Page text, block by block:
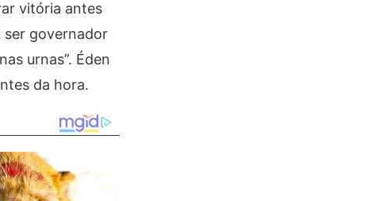
vitória antes
ser governador
urnas”. Éden
da hora.